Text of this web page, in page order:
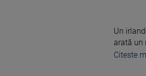
Un
arată un
Citeste